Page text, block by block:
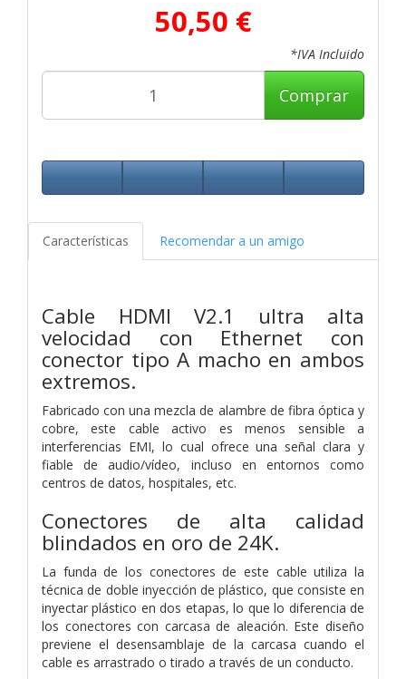
50,50 €
*IVA Incluido
Comprar
Características Recomendar a un amigo
Cable HDMI V2.1 ultra alta
velocidad con Ethernet con
conector tipo A macho en ambos
extremos.
Fabricado con una mezcla de alambre de fibra óptica y
cobre, este cable activo es menos sensible a
interferencias EMI, lo cual ofrece una señal clara y
fiable de audio/vídeo, incluso en entornos como
centros de datos, hospitales, etc.
Conectores de alta calidad
blindados en oro de 24K.
La funda de los conectores de este cable utiliza la
técnica de doble inyección de plástico, que consiste en
inyectar plástico en dos etapas, lo que lo diferencia de
los conectores con carcasa de aleación. Este diseño
previene el desensamblaje de la carcasa cuando el
cable es arrastrado o tirado a través de un conducto.